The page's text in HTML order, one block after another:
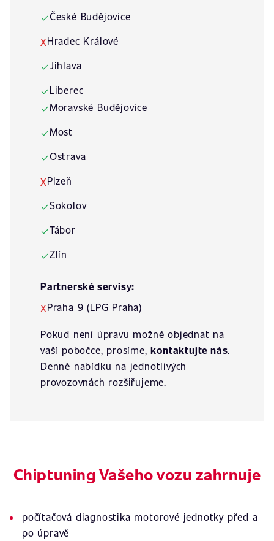
✓České Budějovice
XHradec Králové
✓Jihlava
✓Liberec
✓Moravské Budějovice
✓Most
✓Ostrava
XPlzeň
✓Sokolov
✓Tábor
✓Zlín
Partnerské servisy:
XPraha 9 (LPG Praha)
Pokud není úpravu možné objednat na
vaší pobočce, prosíme,kontaktujte nás.
Denně nabídku na jednotlivých
provozovnách rozšiřujeme.
Chiptuning Vašeho vozu zahrnuje
počítačová diagnostika motorové jednotky před a
po úpravě